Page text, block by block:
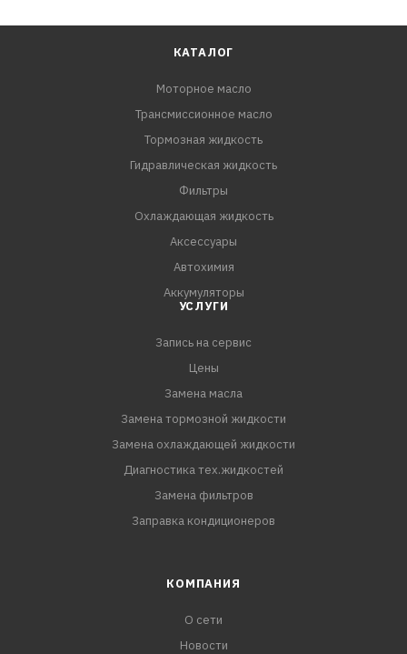
КАТАЛОГ
Моторное масло
Трансмиссионное масло
Тормозная жидкость
Гидравлическая жидкость
Фильтры
Охлаждающая жидкость
Аксессуары
Автохимия
Аккумуляторы
УСЛУГИ
Запись на сервис
Цены
Замена масла
Замена тормозной жидкости
Замена охлаждающей жидкости
Диагностика тех.жидкостей
Замена фильтров
Заправка кондиционеров
КОМПАНИЯ
О сети
Новости